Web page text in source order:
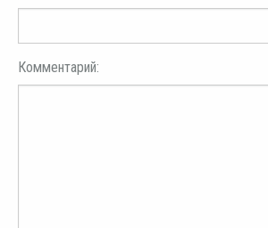
Комментарий: